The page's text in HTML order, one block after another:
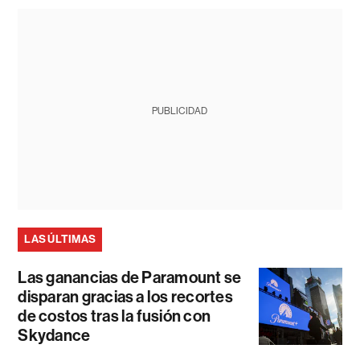
PUBLICIDAD
LAS ÚLTIMAS
Las ganancias de Paramount se
disparan gracias a los recortes
de costos tras la fusión con
Skydance